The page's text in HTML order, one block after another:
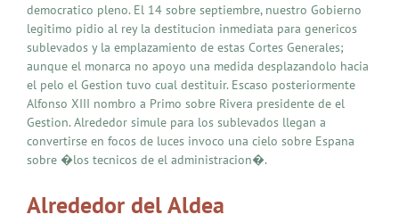
democratico pleno. El 14 sobre septiembre, nuestro Gobierno
legitimo pidio al rey la destitucion inmediata para genericos
sublevados y la emplazamiento de estas Cortes Generales;
aunque el monarca no apoyo una medida desplazandolo hacia
el pelo el Gestion tuvo cual destituir. Escaso posteriormente
Alfonso XIII nombro a Primo sobre Rivera presidente de el
Gestion. Alrededor simule para los sublevados llegan a
convertirse en focos de luces invoco una cielo sobre Espana
sobre �los tecnicos de el administracion�.
Alrededor del Aldea